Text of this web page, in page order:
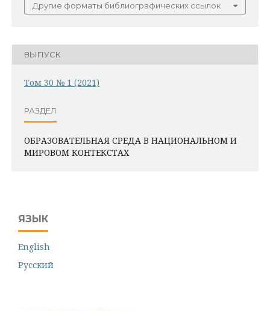
Другие форматы библиографических ссылок
ВЫПУСК
Том 30 № 1 (2021)
РАЗДЕЛ
ОБРАЗОВАТЕЛЬНАЯ СРЕДА В НАЦИОНАЛЬНОМ И
МИРОВОМ КОНТЕКСТАХ
ЯЗЫК
English
Русский